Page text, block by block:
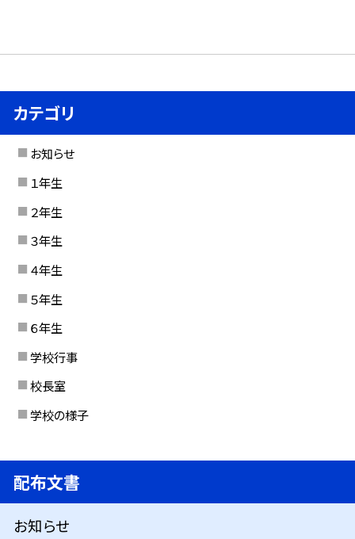
カテゴリ
お知らせ
１年生
２年生
３年生
４年生
５年生
６年生
学校行事
校長室
学校の様子
配布文書
お知らせ